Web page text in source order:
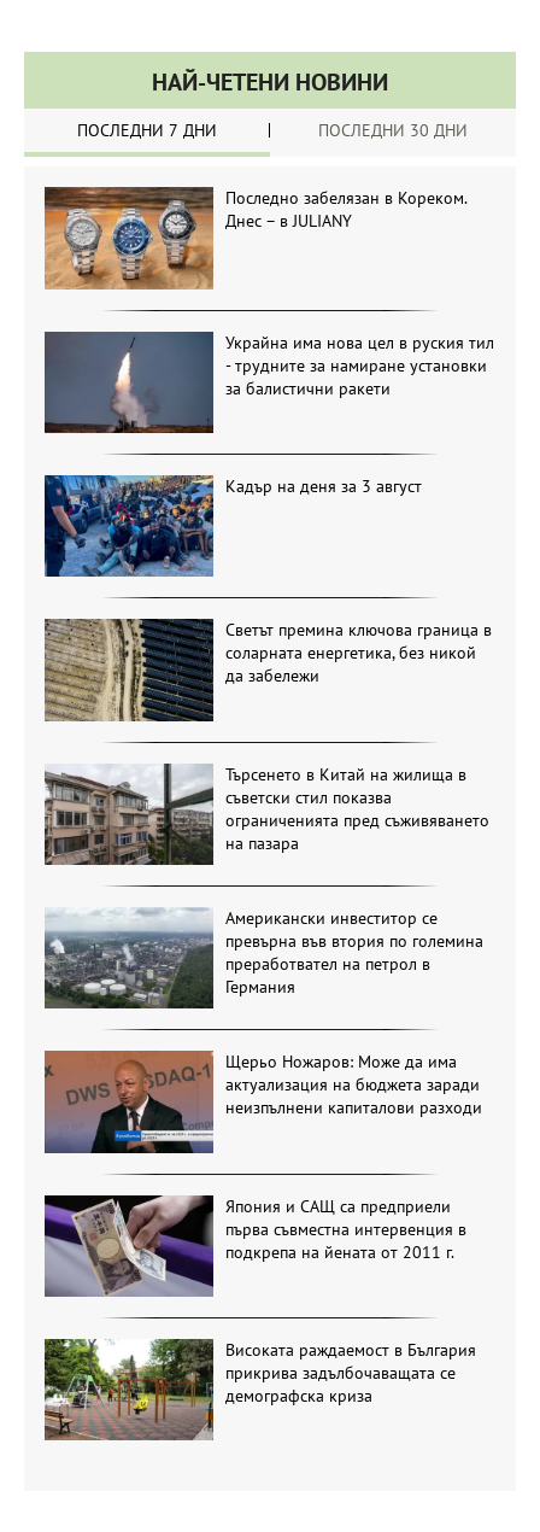
НАЙ-ЧЕТЕНИ НОВИНИ
ПОСЛЕДНИ 7 ДНИ ПОСЛЕДНИ 30 ДНИ
Последно забелязан в Кореком.
Днес – в JULIANY
Украйна има нова цел в руския тил
- трудните за намиране установки
за балистични ракети
Кадър на деня за 3 август
Светът премина ключова граница в
соларната енергетика, без никой
да забележи
Търсенето в Китай на жилища в
съветски стил показва
ограниченията пред съживяването
на пазара
Американски инвеститор се
превърна във втория по големина
преработвател на петрол в
Германия
Щерьо Ножаров: Може да има
актуализация на бюджета заради
неизпълнени капиталови разходи
Япония и САЩ са предприели
първа съвместна интервенция в
подкрепа на йената от 2011 г.
Високата раждаемост в България
прикрива задълбочаващата се
демографска криза